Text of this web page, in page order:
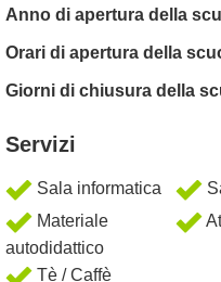
Anno di apertura della
Orari di apertura della
Giorni di chiusura della
Servizi
Sala informatica
Materiale
autodidattico
Tè / Caffè